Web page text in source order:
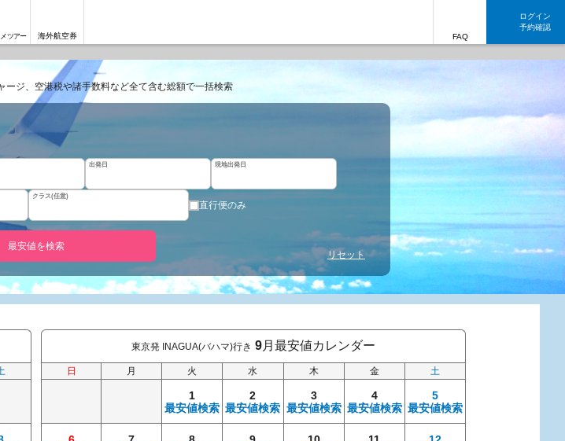
ツアー 海外航空券 FAQ
ログイン
予約確認
ージ、空港税や諸手数料など全て含む総額で一括検索
出発日 現地出発日
クラス(任意)
直行便のみ
最安値を検索
リセット
東京発 INAGUA(バハマ)行き 9月最安値カレンダー
日 月 火 水 木 金 土
1
最安値検索
2
最安値検索
3
最安値検索
4
最安値検索
5
最安値検索